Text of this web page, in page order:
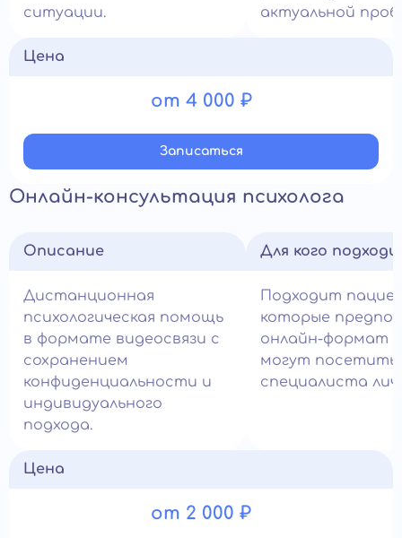
ситуации.
актуальной
Цена
от 4 000 ₽
Записатьcя
Онлайн-консультация психолога
Описание
Дистанционная
психологическая помощь
в формате видеосвязи с
сохранением
конфиденциальности и
индивидуального
подхода.
Для кого
Подходит
которые
онлайн-формат
могут посетить
специалиста
Цена
от 2 000 ₽